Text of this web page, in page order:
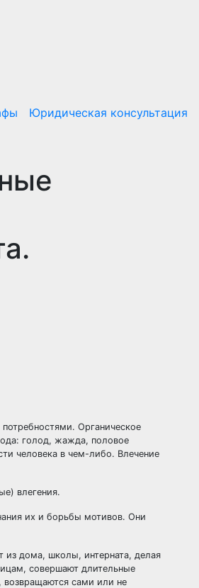
Юридическая консультация
Органическое
голод, жажда, половое
человека в чем-либо. Влечение
влегения.
их и борьбы мотивов. Они
дома, школы, интерната, делая
совершают длительные
возвращаются сами или не